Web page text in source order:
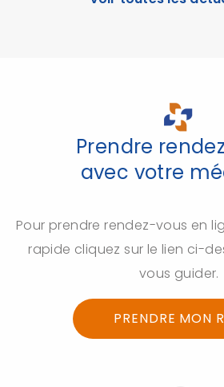
Prendre
avec votre
Pour prendre rendez-vous en
rapide cliquez sur le lien ci-
vous guider.
PRENDRE MON